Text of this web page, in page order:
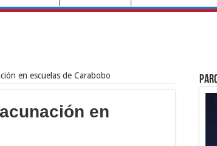
para l
en escuelas de Carabobo
en